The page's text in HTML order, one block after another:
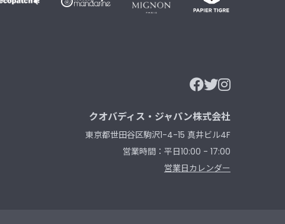
クオバディス・ジャパン株式会社
東京都世田谷区駒沢1-4-15 真井ビル4F
営業時間：平日10:00 - 17:00
営業日カレンダー